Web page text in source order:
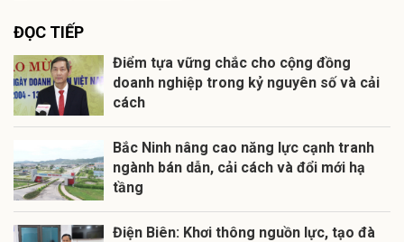
ĐỌC TIẾP
Điểm tựa vững chắc cho cộng đồng
doanh nghiệp trong kỷ nguyên số và cải
cách
Bắc Ninh nâng cao năng lực cạnh tranh
ngành bán dẫn, cải cách và đổi mới hạ
tầng
Điện Biên: Khơi thông nguồn lực, tạo đà